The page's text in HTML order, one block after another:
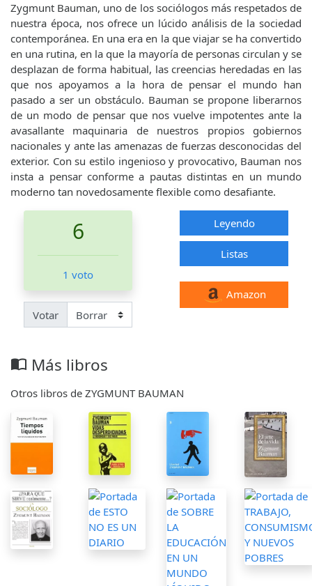
Zygmunt Bauman, uno de los sociólogos más respetados de
nuestra época, nos ofrece un lúcido análisis de la sociedad
contemporánea. En una era en la que viajar se ha convertido
en una rutina, en la que la mayoría de personas circulan y se
desplazan de forma habitual, las creencias heredadas en las
que nos apoyamos a la hora de pensar el mundo han
pasado a ser un obstáculo. Bauman se propone liberarnos
de un modo de pensar que nos vuelve impotentes ante la
avasallante maquinaria de nuestros propios gobiernos
nacionales y ante las amenazas de fuerzas desconocidas del
exterior. Con su estilo ingenioso y provocativo, Bauman nos
insta a pensar conforme a pautas distintas en un mundo
moderno tan novedosamente flexible como desafiante.
6
1 voto
Votar
Leyendo
Listas
Amazon
import_contacts Más libros
Otros libros de ZYGMUNT BAUMAN